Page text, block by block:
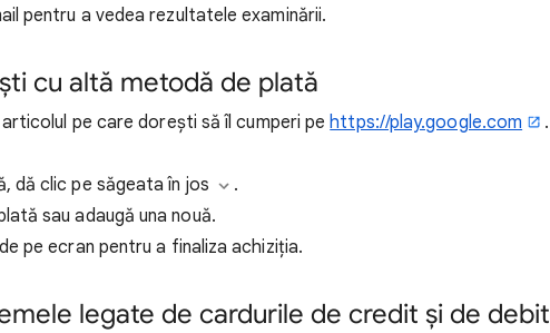
pentru a vedea rezultatele examinării.
cu altă metodă de plată
pe care dorești să îl cumperi pehttps://play.google.com
.
dă clic pe săgeata în jos
.
sau adaugă una nouă.
pe ecran pentru a finaliza achiziția.
legate de cardurile de credit și de debit